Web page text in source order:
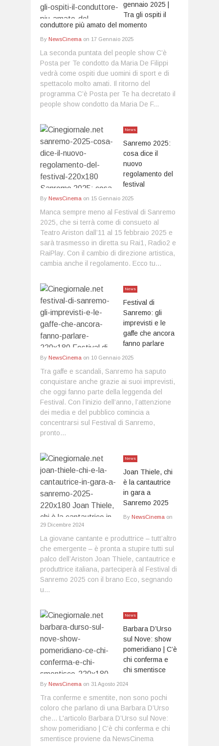
gennaio 2025 |
Tra gli ospiti il
conduttore più amato del momento
By NewsCinema on 17 Gennaio 2025
La seconda puntata del people show C’è
Posta per Te condotto da Maria De Filippi
vedrà come ospiti due uomini di sport e di
spettacolo molto amati. Il ritorno del
programma C’è Posta per Te ha decretato il
people show condotto da Maria De F...
News
Sanremo 2025:
cosa dice il
nuovo
regolamento del
festival
By NewsCinema on 15 Gennaio 2025
Manca sempre meno al Festival di Sanremo
2025, che si terrà come di consueto al
Teatro Ariston dall’11 al 15 febbraio 2025 e
sarà trasmesso in diretta su Rai1, Radio2 e
RaiPlay. Con il cambio di direzione artistica,
cambia anche il regolamento. Ecco tu...
News
Festival di
Sanremo: gli
imprevisti e le
gaffe che ancora
fanno parlare
By NewsCinema on 10 Gennaio 2025
Tra gaffe e scandali, Sanremo ha saputo
conquistare anche grazie ai suoi imprevisti,
che oggi fanno parte della leggenda del
Festival. Con l’inizio dell’anno, l’attenzione
dei media e del pubblico comincia a
concentrarsi sul Festival di Sanremo,
pronto...
News
Joan Thiele, chi
è la cantautrice
in gara a
Sanremo 2025
By NewsCinema on
29 Dicembre 2024
La giovane cantante e produttrice – tutt’altro
che emergente – è pronta a stupire tutti sul
palco dell’Ariston Joan Thiele, cantautrice e
produttrice italiana, parteciperà al Festival di
Sanremo 2025 con il brano Eco, segnando
u...
News
Barbara D’Urso
sul Nove: show
pomeridiano | C’è
chi conferma e
chi smentisce
By NewsCinema on 31 Agosto 2024
Tra conferme e smentite, non sono pochi
coloro che parlano di una Barbara D’Urso
che... L'articolo Barbara D’Urso sul Nove:
show pomeridiano | C’è chi conferma e chi
smentisce proviene da NewsCinema